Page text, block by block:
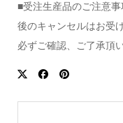
■受注生産品のご注意
後のキャンセルはお受
必ずご確認、ご了承頂